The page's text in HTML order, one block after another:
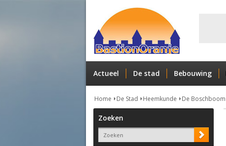
Actueel De stad Bebouwing
Home De Stad Heemkunde De Boschboom
Zoeken